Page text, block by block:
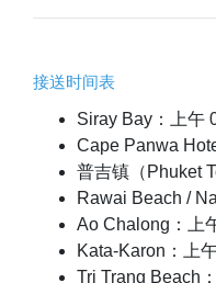
接送时间表
Siray Bay：上午
Cape Panwa
普吉镇（Phuket
Rawai Beach /
Ao Chalong：上
Kata-Karon：上
Tri Trang Beach